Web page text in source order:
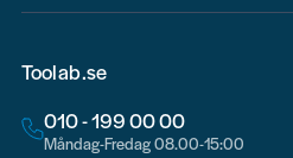
Toolab.se
010 - 199 00 00
Måndag-Fredag 08.00-15:00